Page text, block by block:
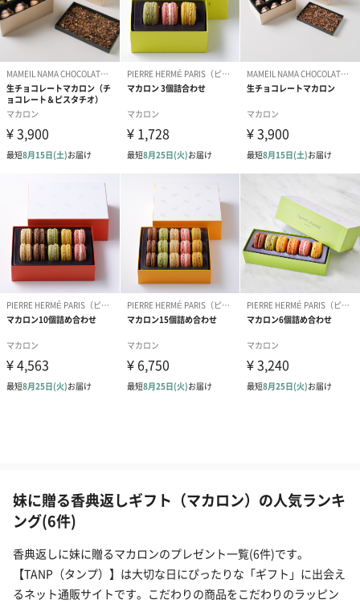
妹に贈る香典返しギフト（マカロン）の人気ランキ
ング(6件)
香典返しに妹に贈るマカロンのプレゼント一覧(6件)です。
【TANP（タンプ）】は大切な日にぴったりな「ギフト」に出会え
るネット通販サイトです。こだわりの商品をこだわりのラッピン